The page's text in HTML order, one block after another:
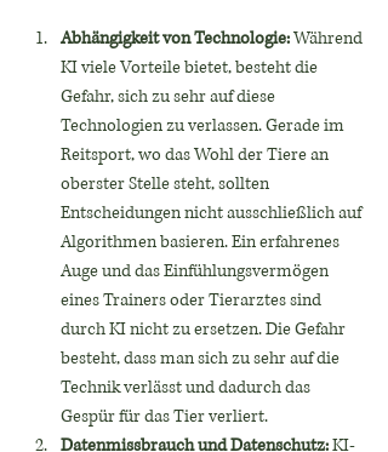
Abhängigkeit von Technologie: Während
KI viele Vorteile bietet, besteht die
Gefahr, sich zu sehr auf diese
Technologien zu verlassen. Gerade im
Reitsport, wo das Wohl der Tiere an
oberster Stelle steht, sollten
Entscheidungen nicht ausschließlich auf
Algorithmen basieren. Ein erfahrenes
Auge und das Einfühlungsvermögen
eines Trainers oder Tierarztes sind
durch KI nicht zu ersetzen. Die Gefahr
besteht, dass man sich zu sehr auf die
Technik verlässt und dadurch das
Gespür für das Tier verliert.
Datenmissbrauch und Datenschutz: KI-